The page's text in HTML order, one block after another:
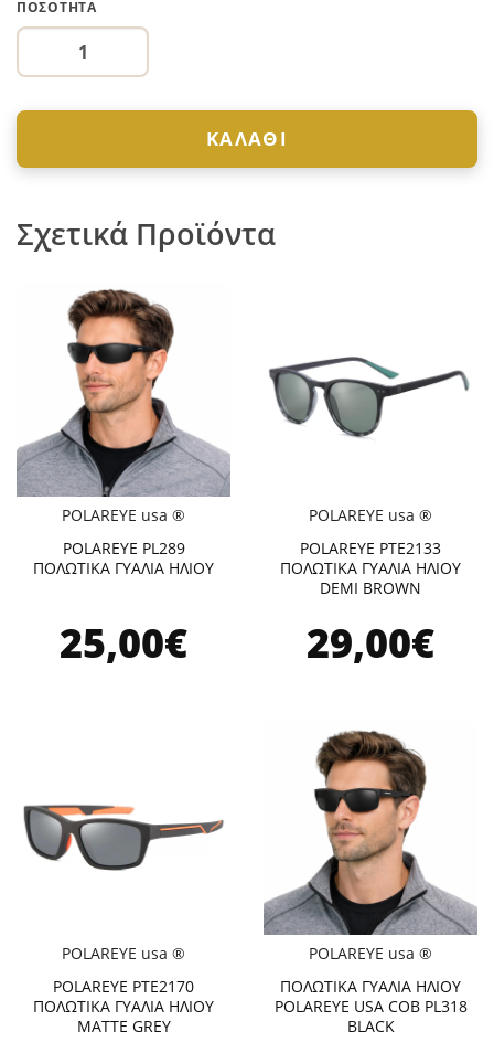
ΠΟΣΌΤΗΤΑ
ΚΑΛΆΘΙ
Σχετικά Προϊόντα
POLAREYE usa ®
POLAREYE PL289
ΠΟΛΩΤΙΚΑ ΓΥΑΛΙΑ ΗΛΙΟΥ
25,00€
POLAREYE usa ®
POLAREYE PTE2133
ΠΟΛΩΤΙΚΑ ΓΥΑΛΙΑ ΗΛΙΟΥ
DEMI BROWN
29,00€
POLAREYE usa ®
POLAREYE PTE2170
ΠΟΛΩΤΙΚΑ ΓΥΑΛΙΑ ΗΛΙΟΥ
MATTE GREY
POLAREYE usa ®
ΠΟΛΩΤΙΚΑ ΓΥΑΛΙΑ ΗΛΙΟΥ
POLAREYE USA COB PL318
BLACK